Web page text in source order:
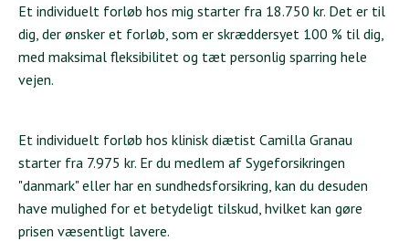
Et individuelt forløb hos mig starter fra 18.750 kr. Det er til
dig, der ønsker et forløb, som er skræddersyet 100 % til dig,
med maksimal fleksibilitet og tæt personlig sparring hele
vejen.
Et individuelt forløb hos klinisk diætist Camilla Granau
starter fra 7.975 kr. Er du medlem af Sygeforsikringen
"danmark" eller har en sundhedsforsikring, kan du desuden
have mulighed for et betydeligt tilskud, hvilket kan gøre
prisen væsentligt lavere.